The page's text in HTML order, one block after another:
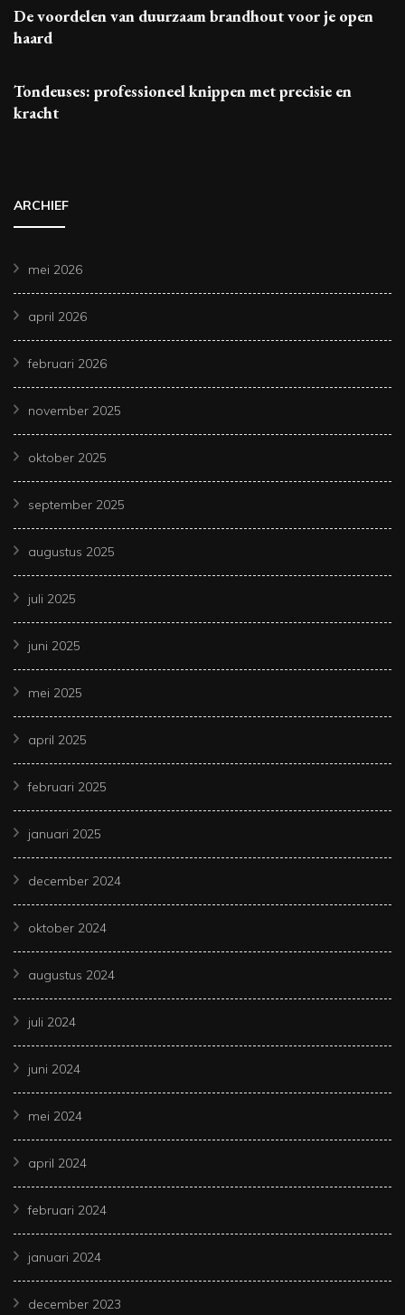
De voordelen van duurzaam brandhout voor je open
haard
Tondeuses: professioneel knippen met precisie en
kracht
ARCHIEF
mei 2026
april 2026
februari 2026
november 2025
oktober 2025
september 2025
augustus 2025
juli 2025
juni 2025
mei 2025
april 2025
februari 2025
januari 2025
december 2024
oktober 2024
augustus 2024
juli 2024
juni 2024
mei 2024
april 2024
februari 2024
januari 2024
december 2023